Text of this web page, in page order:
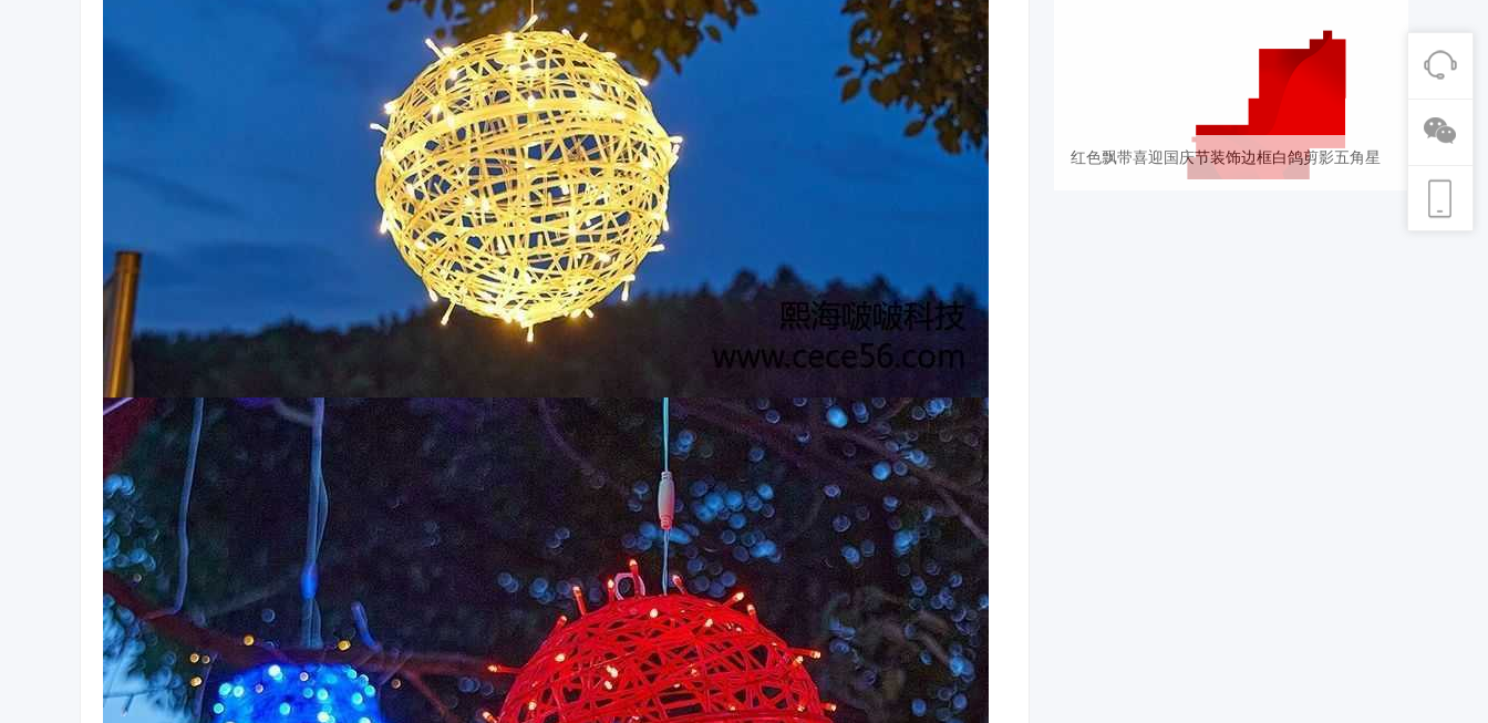
红色飘带喜迎国庆节装饰边框白鸽剪影五角星